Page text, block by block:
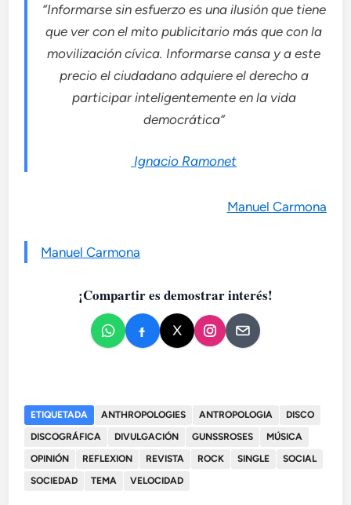
“Informarse sin esfuerzo es una ilusión que tiene
que ver con el mito publicitario más que con la
movilización cívica. Informarse cansa y a este
precio el ciudadano adquiere el derecho a
participar inteligentemente en la vida
democrática”
Ignacio Ramonet
Manuel Carmona
Manuel Carmona
¡Compartir es demostrar interés!
ETIQUETADA ANTHROPOLOGIES ANTROPOLOGIA
DISCO
DISCOGRÁFICA
DIVULGACIÓN GUNSSROSES
MÚSICA
OPINIÓN
REFLEXION REVISTA ROCK SINGLE
SOCIAL
SOCIEDAD
TEMA VELOCIDAD